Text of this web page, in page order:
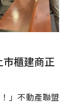
櫃建商正
」不動產聯盟